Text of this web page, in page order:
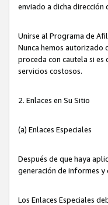
enviado a dicha dirección
Unirse al Programa de
Nunca hemos autorizado
proceda con cautela si
servicios costosos.
2. Enlaces en Su Sitio
(a) Enlaces Especiales
Después de que haya
generación de informes
Los Enlaces Especiales